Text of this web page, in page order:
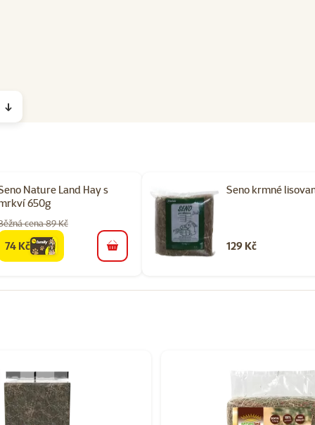
Nature Land Hay s
650g​
cena 89 Kč
familycena
74 Kč do košíku
Seno krmné
129 Kč